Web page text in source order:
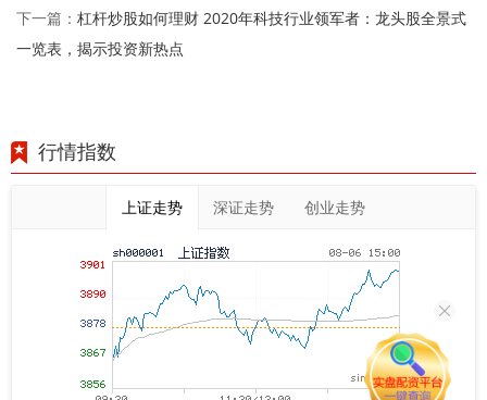
下一篇： 杠杆炒股如何理财 2020年科技行业领军者：龙头股全景式
一览表，揭示投资新热点
行情指数
上证走势 深证走势 创业走势